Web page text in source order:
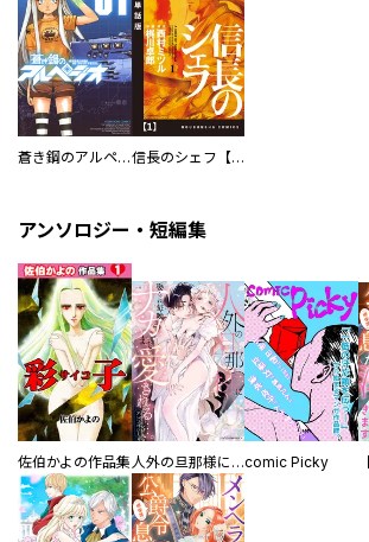
蒼き鋼のアルペジオ 信長のシェフ【単話版】
アンソロジー・短編集
佐伯かよの作品集 人外の旦那様に娶られ毎晩ナカまで愛される…。アンソロジーcomic Picky